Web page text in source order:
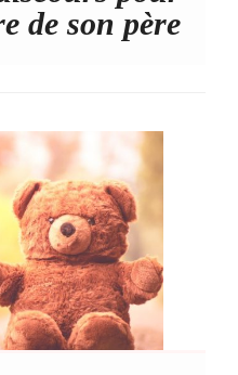
de son père